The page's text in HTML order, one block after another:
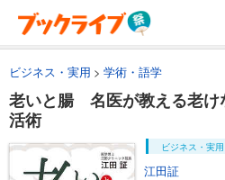
ビジネス・実用 学術・語学
老いと腸 名医が教える老け
活術
ビジネス・実用
江田証